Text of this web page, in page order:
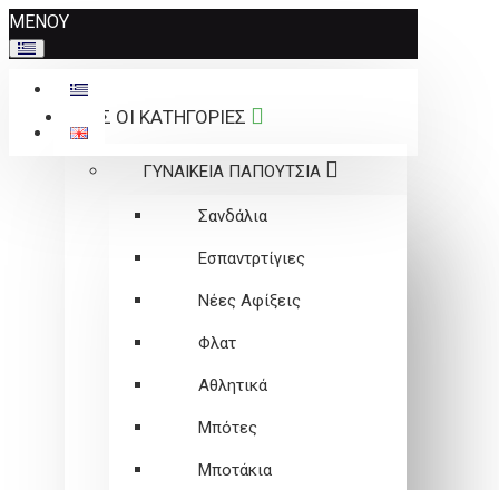
Σημείωση:
Αυτός
ο
ιστότοπος
περιλαμβάνει
ΜΕΝΟΥ
ΟΛΕΣ ΟΙ ΚΑΤΗΓΟΡΙΕΣ
ΓΥΝΑΙΚΕΙΑ ΠΑΠΟΥΤΣΙΑ
Σανδάλια
Εσπαντρτίγιες
Νέες Αφίξεις
Φλατ
Αθλητικά
Μπότες
Μποτάκια